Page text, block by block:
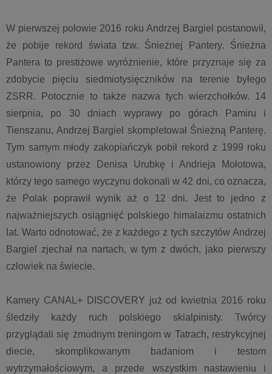
W pierwszej połowie 2016 roku Andrzej Bargiel postanowił,
że pobije rekord świata tzw. Śnieżnej Pantery. Śnieżna
Pantera to prestiżowe wyróżnienie, które przyznaje się za
zdobycie pięciu siedmiotysięczników na terenie byłego
ZSRR. Potocznie to także nazwa tych wierzchołków. 14
sierpnia, po 30 dniach wyprawy po górach Pamiru i
Tienszanu, Andrzej Bargiel skompletował Śnieżną Panterę.
Tym samym młody zakopiańczyk pobił rekord z 1999 roku
ustanowiony przez Denisa Urubkę i Andrieja Mołotowa,
którzy tego samego wyczynu dokonali w 42 dni, co oznacza,
że Polak poprawił wynik aż o 12 dni. Jest to jedno z
najważniejszych osiągnięć polskiego himalaizmu ostatnich
lat. Warto odnotować, że z każdego z tych szczytów Andrzej
Bargiel zjechał na nartach, w tym z dwóch, jako pierwszy
człowiek na świecie.
Kamery CANAL+ DISCOVERY już od kwietnia 2016 roku
śledziły każdy ruch polskiego skialpinisty. Twórcy
przyglądali się żmudnym treningom w Tatrach, restrykcyjnej
diecie, skomplikowanym badaniom i testom
wytrzymałościowym, a przede wszystkim nastawieniu i